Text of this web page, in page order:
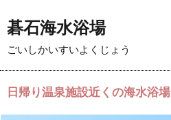
碁石海水浴場
ごいしかいすいよくじょう
日帰り温泉施設近くの海水浴場